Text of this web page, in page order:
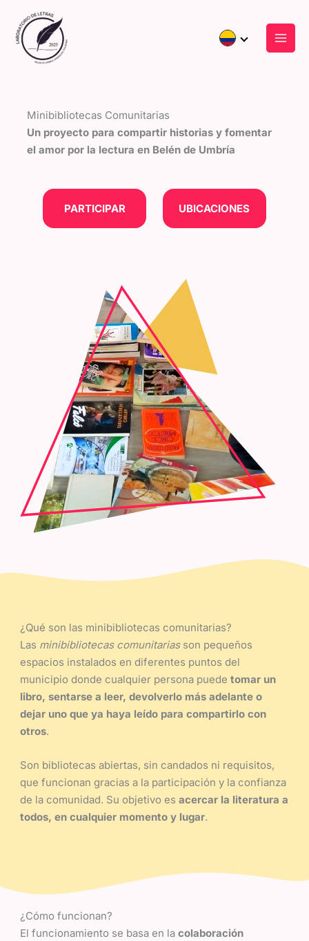
contenido
Minibibliotecas Comunitarias
Un proyecto para compartir historias y fomentar
el amor por la lectura en Belén de Umbría
PARTICIPAR UBICACIONES
¿Qué son las minibibliotecas comunitarias?
Las minibibliotecas comunitariasson pequeños
espacios instalados en diferentes puntos del
municipio donde cualquier persona puede tomar un
libro, sentarse a leer, devolverlo más adelante o
dejar uno que ya haya leído para compartirlo con
otros.
Son bibliotecas abiertas, sin candados ni requisitos,
que funcionan gracias a la participación y la confianza
de la comunidad. Su objetivo es acercar la literatura a
todos, en cualquier momento y lugar.
¿Cómo funcionan?
El funcionamiento se basa en la colaboración